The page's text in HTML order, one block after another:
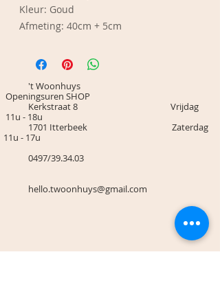
Kleur: Goud
Afmeting: 40cm + 5cm
't Woonhuys
Openingsuren SHOP
Kerkstraat 8 Vrijdag
11u - 18u
1701 Itterbeek Zaterdag
11u - 17u
0497/39.34.03
hello.twoonhuys@gmail.com